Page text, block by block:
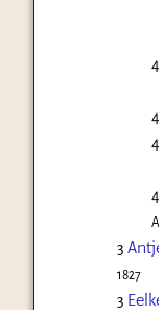
4
4
4
4
3
1827
3